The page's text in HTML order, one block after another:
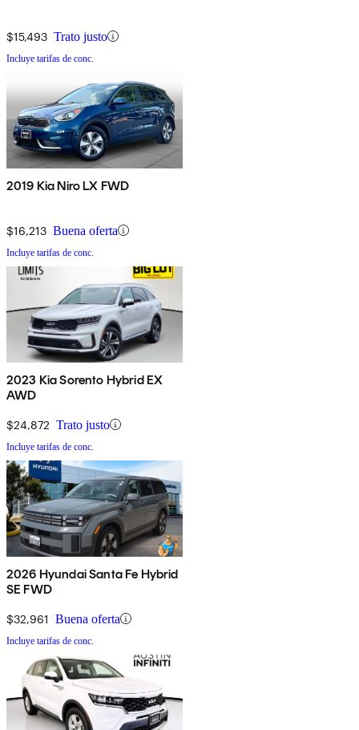
$15,493 Trato justo
Incluye tarifas de conc.
2019 Kia Niro LX FWD
$16,213 Buena oferta
Incluye tarifas de conc.
2023 Kia Sorento Hybrid EX
AWD
$24,872 Trato justo
Incluye tarifas de conc.
2026 Hyundai Santa Fe Hybrid
SE FWD
$32,961 Buena oferta
Incluye tarifas de conc.